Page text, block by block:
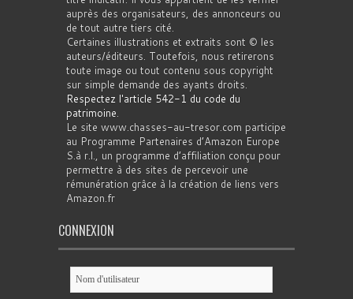
auprès des organisateurs, des annonceurs ou
de tout autre tiers cité.
Certaines illustrations et extraits sont © les
auteurs/éditeurs. Toutefois, nous retirerons
toute image ou tout contenu sous copyright
sur simple demande des ayants droits.
Respectez l'article 542-1 du code du
patrimoine
Le site www.chasses-au-tresor.com participe
au Programme Partenaires d’Amazon Europe
S.à r.l., un programme d’affiliation conçu pour
permettre à des sites de percevoir une
rémunération grâce à la création de liens vers
Amazon.fr
CONNEXION